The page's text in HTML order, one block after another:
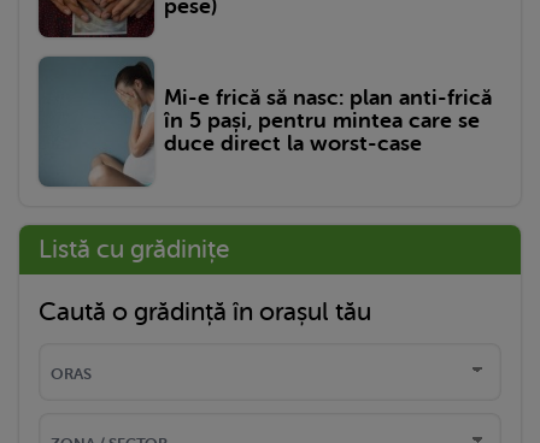
pese)
Mi-e frică să nasc: plan anti-frică
în 5 pași, pentru mintea care se
duce direct la worst-case
Listă cu grădinițe
Caută o grădință în orașul tău